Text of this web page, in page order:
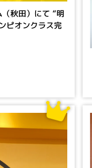
秋田）にて “明
ピオンクラス完